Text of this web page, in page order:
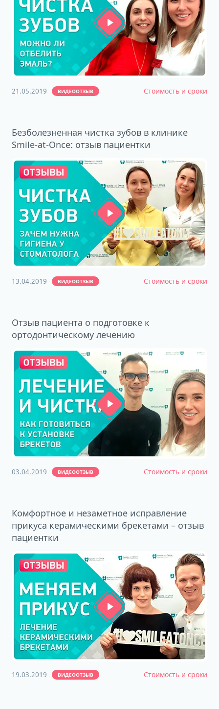
21.05.2019 ВИДЕООТЗЫВ Стоимость и сроки
Безболезненная чистка зубов в клинике
Smile-at-Once: отзыв пациентки
13.04.2019 ВИДЕООТЗЫВ Стоимость и сроки
Отзыв пациента о подготовке к
ортодонтическому лечению
03.04.2019 ВИДЕООТЗЫВ Стоимость и сроки
Комфортное и незаметное исправление
прикуса керамическими брекетами – отзыв
пациентки
19.03.2019 ВИДЕООТЗЫВ Стоимость и сроки